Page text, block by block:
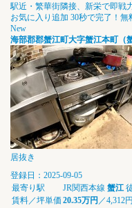
駅近・繁華街隣接、新栄で即
お気に入り追加 30秒で完了！無
New
海部郡郡蟹江町大字蟹江本町（
居抜き
登録日：2025-09-05
最寄り駅
JR関西本線 蟹江
賃料／坪単価 20.35万円 ／4,312円